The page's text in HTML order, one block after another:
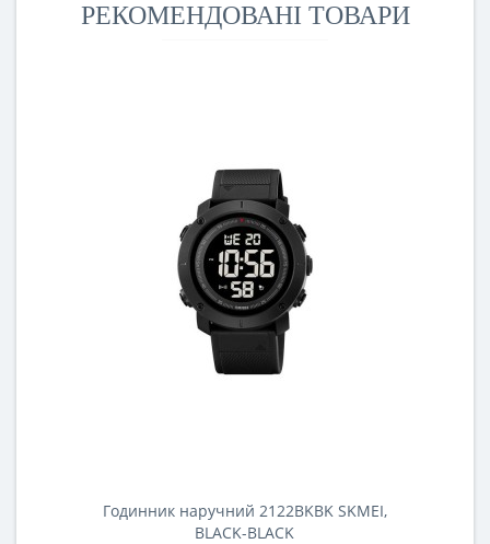
РЕКОМЕНДОВАНІ ТОВАРИ
Годинник наручний 2122BKBK SKMEI,
BLACK-BLACK